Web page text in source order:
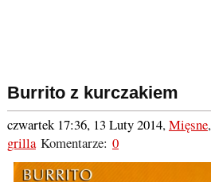
Burrito z kurczakiem
czwartek 17:36, 13 Luty 2014, Mięsne,
grillaKomentarze: 0